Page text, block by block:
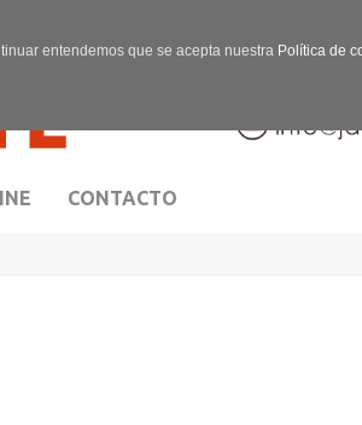
entendemos que se acepta nuestra Política de
CONTACTO